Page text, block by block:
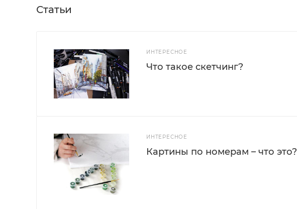
Статьи
ИНТЕРЕСНОЕ
Что такое скетчинг?
ИНТЕРЕСНОЕ
Картины по номерам – что это?